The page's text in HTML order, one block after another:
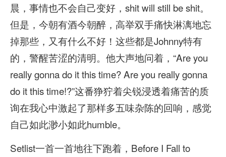
晨，事情也不会自己变好，shit will still be shit。
但是，今朝有酒今朝醉，高举双手痛快淋漓地忘
掉那些，又有什么不好！这些都是Johnny特有
的，警醒苦涩的清明。他大声地问着，“Are you
really gonna do it this time? Are you really gonna
do it this time!?”这番狰狞着尖锐浸透着痛苦的质
询在我心中激起了那样多五味杂陈的回响，感觉
自己如此渺小如此humble。
Setlist一首一首地往下跑着，Before I Fall to